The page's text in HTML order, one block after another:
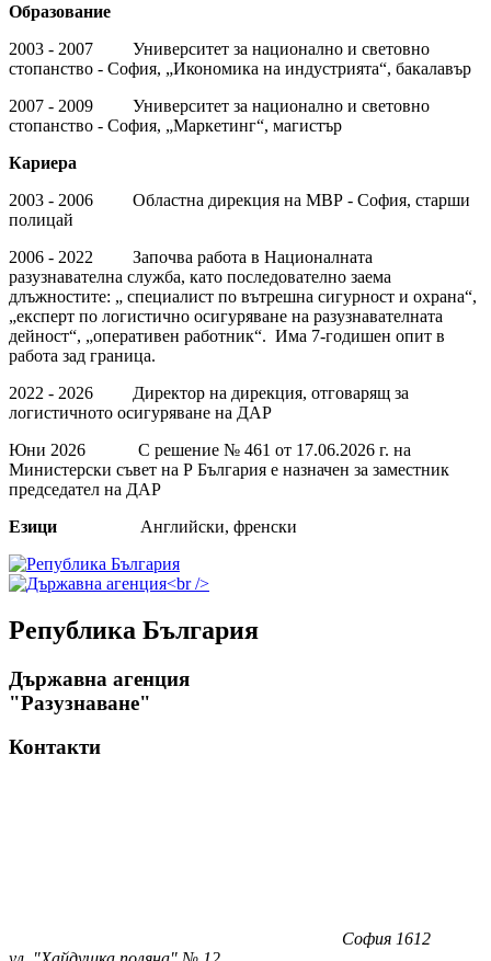
Образование
2003 - 2007 Университет за национално и световно
стопанство - София, „Икономика на индустрията“, бакалавър
2007 - 2009 Университет за национално и световно
стопанство - София, „Маркетинг“, магистър
Кариера
2003 - 2006 Областна дирекция на МВР - София, старши
полицай
2006 - 2022 Започва работа в Националната
разузнавателна служба, като последователно заема
длъжностите: „ специалист по вътрешна сигурност и охрана“,
„експерт по логистично осигуряване на разузнавателната
дейност“, „оперативен работник“. Има 7-годишен опит в
работа зад граница.
2022 - 2026 Директор на дирекция, отговарящ за
логистичното осигуряване на ДАР
Юни 2026 С решение № 461 от 17.06.2026 г. на
Министерски съвет на Р България е назначен за заместник
председател на ДАР
Езици
Английски, френски
Република България
Държавна агенция
"Разузнаване"
Контакти
София 1612